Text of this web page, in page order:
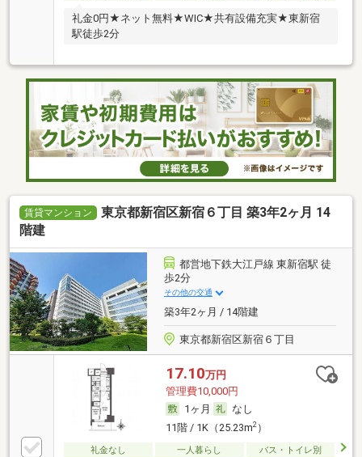
礼金0円★ネット無料★WIC★共有設備充実★東新宿
駅徒歩2分
賃貸マンション
東京都新宿区新宿６丁目 築3年2ヶ月 14
階建
都営地下鉄大江戸線 東新宿駅 徒
歩2分
その他の交通
築3年2ヶ月 / 14階建
東京都新宿区新宿６丁目
17.10万円
管理費10,000円
1ヶ月
なし
11階 / 1K（25.23m2）
礼金なし 一人暮らし
バス・トイレ別